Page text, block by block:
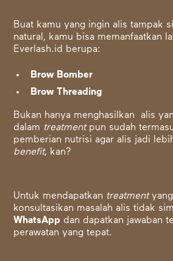
Buat kamu yang ingin alis tampak
natural, kamu bisa memanfaatkan
Everlash.id berupa:
Brow Bomber
Brow Threading
Bukan hanya menghasilkan alis
dalam treatment pun sudah
pemberian nutrisi agar alis jadi
benefit, kan?
Untuk mendapatkan treatment
konsultasikan masalah alis tidak
WhatsApp dan dapatkan jawaban
perawatan yang tepat.